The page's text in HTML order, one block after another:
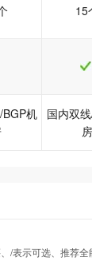
15
机
国内双
房
/表示可选、推荐全